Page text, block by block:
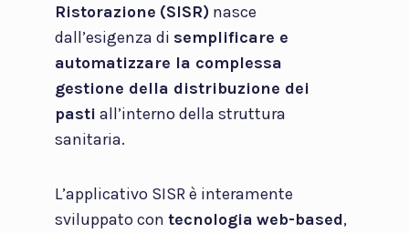
Ristorazione (SISR)nasce
dall’esigenza di semplificare e
automatizzare la complessa
gestione della distribuzione dei
pasti all’interno della struttura
sanitaria.
L’applicativo SISR è interamente
sviluppato con tecnologia web-based,